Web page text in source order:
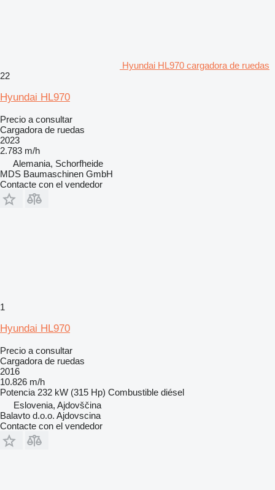
Hyundai HL970 cargadora de ruedas
22
Hyundai HL970
Precio a consultar
Cargadora de ruedas
2023
2.783 m/h
Alemania, Schorfheide
MDS Baumaschinen GmbH
Contacte con el vendedor
1
Hyundai HL970
Precio a consultar
Cargadora de ruedas
2016
10.826 m/h
Potencia 232 kW (315 Hp) Combustible diésel
Eslovenia, Ajdovščina
Balavto d.o.o. Ajdovscina
Contacte con el vendedor